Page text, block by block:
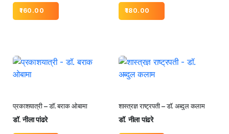
160.00 180.00
प्रकाशयात्री – डॉ. बराक ओबामा
डॉ. नीला पांढरे
शास्त्रज्ञ राष्ट्रपती – डॉ. अब्दुल कलाम
डॉ. नीला पांढरे